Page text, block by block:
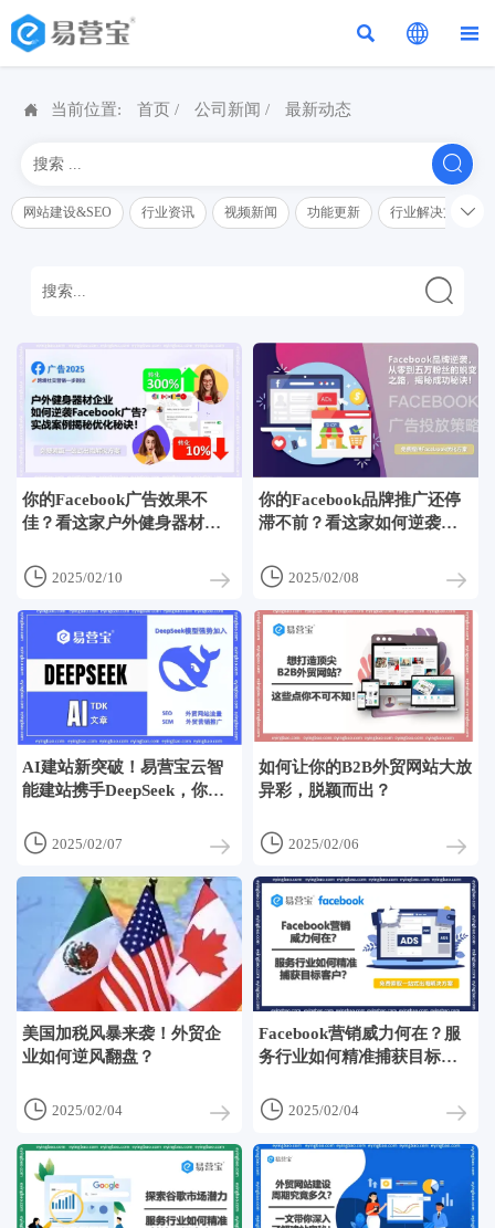
  
 当前位置: 首页 / 公司新闻 / 最新动态

网站建设&SEO 行业资讯 视频新闻 功能更新 行业解决方案解读


你的Facebook广告效果不
佳？看这家户外健身器材企
 2025/02/10
你的Facebook品牌推广还停
滞不前？看这家如何逆袭成
 2025/02/08
AI建站新突破！易营宝云智
能建站携手DeepSeek，你的
 2025/02/07
如何让你的B2B外贸网站大放
异彩，脱颖而出？
 2025/02/06
美国加税风暴来袭！外贸企
业如何逆风翻盘？
 2025/02/04
Facebook营销威力何在？服
务行业如何精准捕获目标客
 2025/02/04